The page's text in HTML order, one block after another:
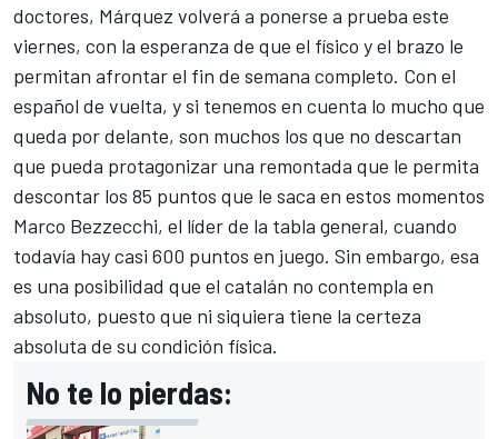
doctores, Márquez volverá a ponerse a prueba este
viernes, con la esperanza de que el físico y el brazo le
permitan afrontar el fin de semana completo. Con el
español de vuelta, y si tenemos en cuenta lo mucho que
queda por delante, son muchos los que no descartan
que pueda protagonizar una remontada que le permita
descontar los 85 puntos que le saca en estos momentos
Marco Bezzecchi, el líder de la tabla general, cuando
todavía hay casi 600 puntos en juego. Sin embargo, esa
es una posibilidad que el catalán no contempla en
absoluto, puesto que ni siquiera tiene la certeza
absoluta de su condición física.
No te lo pierdas: